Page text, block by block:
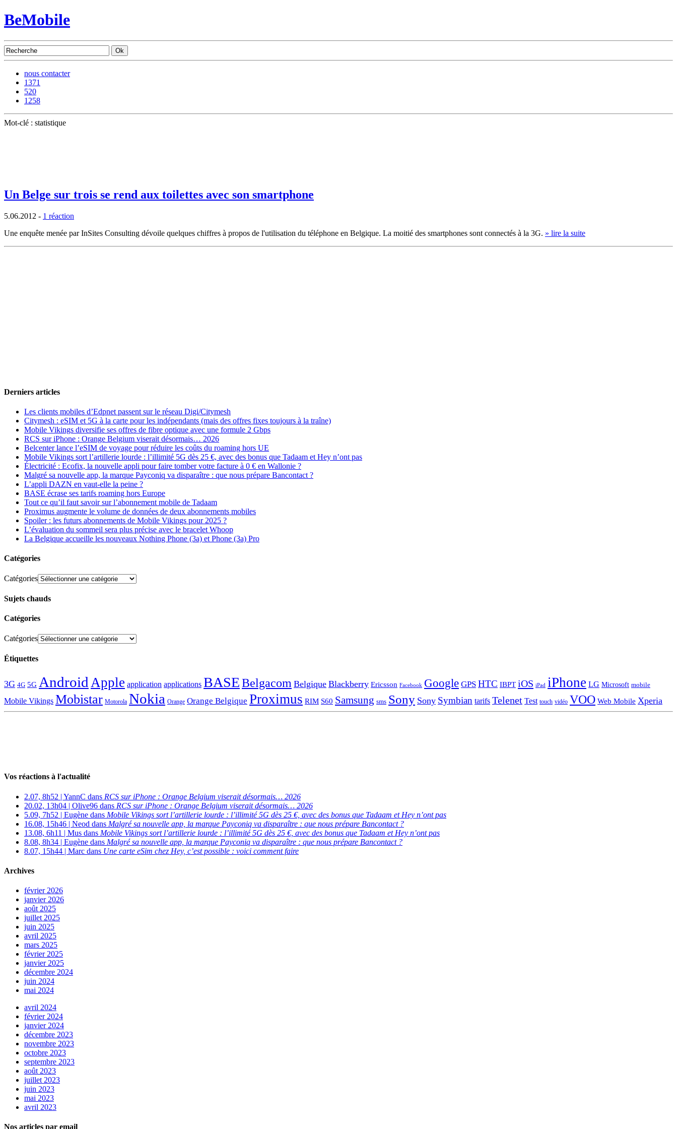
BeMobile
nous contacter
1371
520
1258
Mot-clé : statistique
Un Belge sur trois se rend aux toilettes avec son smartphone
5.06.2012 - 1 réaction
Une enquête menée par InSites Consulting dévoile quelques chiffres à propos de l'utilisation du téléphone en Belgique. La moitié des smartphones sont connectés à la 3G. » lire la suite
Derniers articles
Les clients mobiles d’Edpnet passent sur le réseau Digi/Citymesh
Citymesh : eSIM et 5G à la carte pour les indépendants (mais des offres fixes toujours à la traîne)
Mobile Vikings diversifie ses offres de fibre optique avec une formule 2 Gbps
RCS sur iPhone : Orange Belgium viserait désormais… 2026
Belcenter lance l’eSIM de voyage pour réduire les coûts du roaming hors UE
Mobile Vikings sort l’artillerie lourde : l’illimité 5G dès 25 €, avec des bonus que Tadaam et Hey n’ont pas
Électricité : Ecofix, la nouvelle appli pour faire tomber votre facture à 0 € en Wallonie ?
Malgré sa nouvelle app, la marque Payconiq va disparaître : que nous prépare Bancontact ?
L’appli DAZN en vaut-elle la peine ?
BASE écrase ses tarifs roaming hors Europe
Tout ce qu’il faut savoir sur l’abonnement mobile de Tadaam
Proximus augmente le volume de données de deux abonnements mobiles
Spoiler : les futurs abonnements de Mobile Vikings pour 2025 ?
L’évaluation du sommeil sera plus précise avec le bracelet Whoop
La Belgique accueille les nouveaux Nothing Phone (3a) et Phone (3a) Pro
Catégories
Catégories
Sujets chauds
Catégories
Catégories
Étiquettes
3G 4G 5G Android Apple application applications BASEBelgacom Belgique Blackberry Ericsson Facebook Google GPS HTC IBPT iOS iPad iPhone LG Microsoft mobile
Mobile Vikings Mobistar Motorola Nokia Orange Orange Belgique Proximus RIM S60 Samsung sms Sony Sony Symbian tarifs Telenet Test touch vidéo VOO Web Mobile Xperia
Vos réactions à l'actualité
2.07, 8h52 | YannC dans RCS sur iPhone : Orange Belgium viserait désormais… 2026
20.02, 13h04 | Olive96 dans RCS sur iPhone : Orange Belgium viserait désormais… 2026
5.09, 7h52 | Eugène dans Mobile Vikings sort l’artillerie lourde : l’illimité 5G dès 25 €, avec des bonus que Tadaam et Hey n’ont pas
16.08, 15h46 | Neod dans Malgré sa nouvelle app, la marque Payconiq va disparaître : que nous prépare Bancontact ?
13.08, 6h11 | Mus dans Mobile Vikings sort l’artillerie lourde : l’illimité 5G dès 25 €, avec des bonus que Tadaam et Hey n’ont pas
8.08, 8h34 | Eugène dans Malgré sa nouvelle app, la marque Payconiq va disparaître : que nous prépare Bancontact ?
8.07, 15h44 | Marc dans Une carte eSim chez Hey, c’est possible : voici comment faire
Archives
février 2026
janvier 2026
août 2025
juillet 2025
juin 2025
avril 2025
mars 2025
février 2025
janvier 2025
décembre 2024
juin 2024
mai 2024
avril 2024
février 2024
janvier 2024
décembre 2023
novembre 2023
octobre 2023
septembre 2023
août 2023
juillet 2023
juin 2023
mai 2023
avril 2023
Nos articles par email